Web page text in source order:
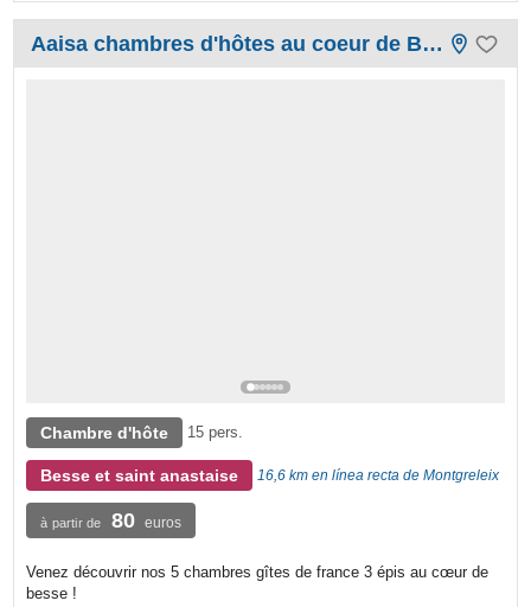
Aaisa chambres d'hôtes au coeur de Besse
Chambre d'hôte 15 pers.
Besse et saint anastaise 16,6 km en línea recta de Montgreleix
à partir de 80 euros
Venez découvrir nos 5 chambres gîtes de france 3 épis au cœur de
besse !